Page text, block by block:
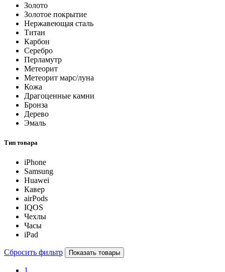
Золото
Золотое покрытие
Нержавеющая сталь
Титан
Карбон
Серебро
Перламутр
Метеорит
Метеорит марс/луна
Кожа
Драгоценные камни
Бронза
Дерево
Эмаль
Тип товара
iPhone
Samsung
Huawei
Кавер
airPods
IQOS
Чехлы
Часы
iPad
Сбросить фильтр Показать товары